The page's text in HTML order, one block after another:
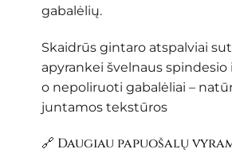
gabalėlių.
Skaidrūs gintaro atspalviai
apyrankei švelnaus
o nepoliruoti gabalėliai –
juntamos tekstūros
🔗 Daugiau papuošalų